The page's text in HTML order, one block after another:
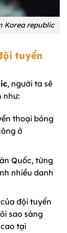
Korea republic
tuyển
, người ta sẽ
như:
thoại bóng
ở
Quốc, từng
nhiều danh
đội tuyển
sao sáng
tại